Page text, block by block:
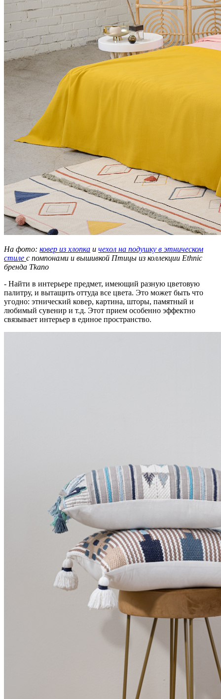
На фото: ковер из хлопка и чехол на подушку в этническом
стиле с помпонами и вышивкой Птицы из коллекции Ethnic
бренда Tkano
- Найти в интерьере предмет, имеющий разную цветовую
палитру, и вытащить оттуда все цвета. Это может быть что
угодно: этнический ковер, картина, шторы, памятный и
любимый сувенир и т.д. Этот прием особенно эффектно
связывает интерьер в единое пространство.